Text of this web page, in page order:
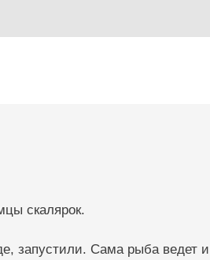
скалярок.
запустили. Сама рыба ведет